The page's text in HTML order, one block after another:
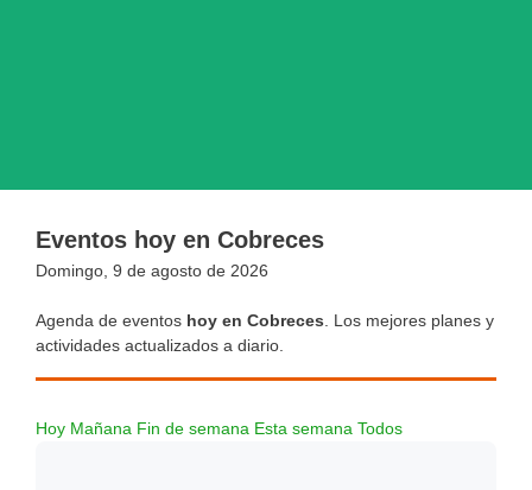
Eventos hoy en Cobreces
Domingo, 9 de agosto de 2026
Agenda de eventos hoy en Cobreces . Los mejores planes y
actividades actualizados a diario.
Hoy Mañana Fin de semana Esta semana Todos